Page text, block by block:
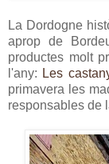
La Dordogne
aprop de
productes molt
l'any: Les
primavera les
responsables de